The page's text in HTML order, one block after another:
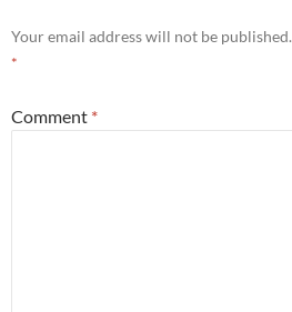
Your email address will not be published.
*
Comment *